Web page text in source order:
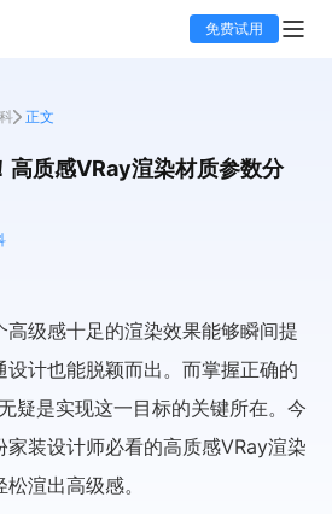
免费试用
正文
高质感VRay渲染材质参数分
级感十足的渲染效果能够瞬间提
设计也能脱颖而出。而掌握正确的
疑是实现这一目标的关键所在。今
家装设计师必看的高质感VRay渲染
渲出高级感。